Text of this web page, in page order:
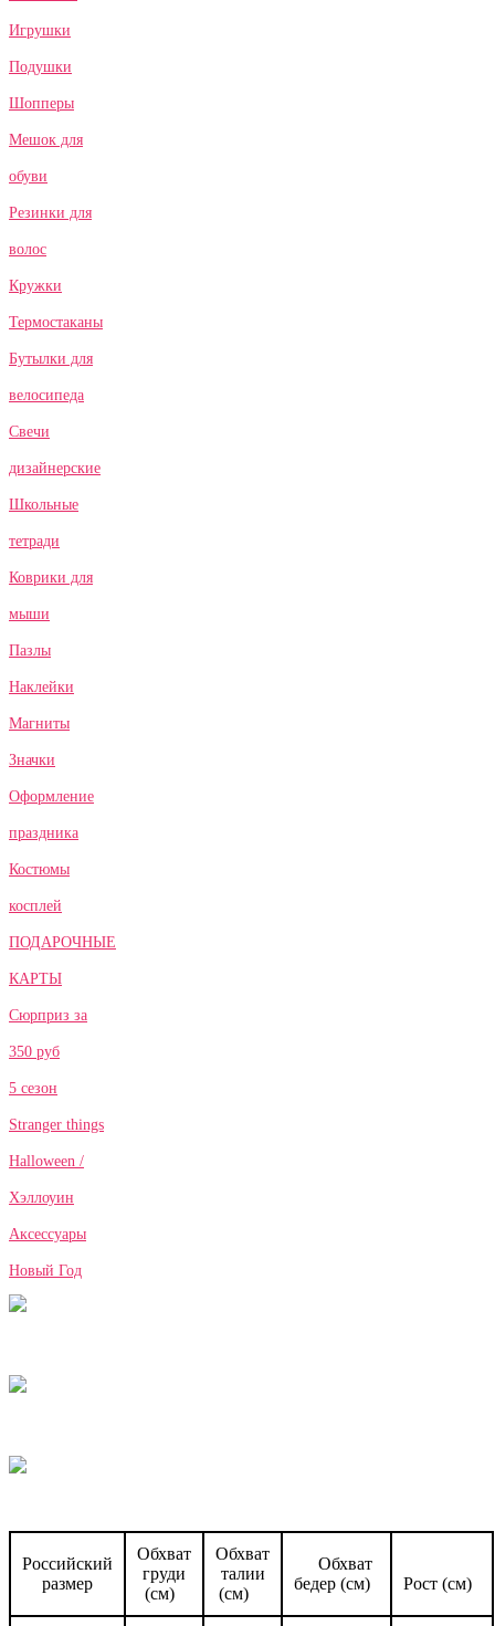
Игрушки
Подушки
Шопперы
Мешок для
обуви
Резинки для
волос
Кружки
Термостаканы
Бутылки для
велосипеда
Свечи
дизайнерские
Школьные
тетради
Коврики для
мыши
Пазлы
Наклейки
Магниты
Значки
Оформление
праздника
Костюмы
косплей
ПОДАРОЧНЫЕ
КАРТЫ
Сюрприз за
350 руб
5 сезон
Stranger things
Halloween /
Хэллоуин
Аксессуары
Новый Год
Российский
размер
Обхват
груди
(см)
Обхват
талии
(см)
Обхват
бедер (см)
Рост (см)